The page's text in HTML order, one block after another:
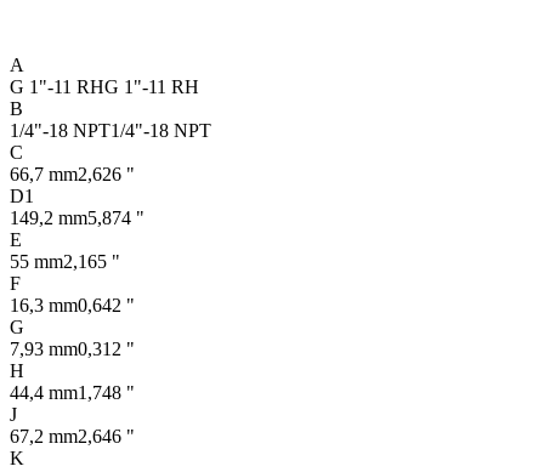
A
G 1"-11 RHG 1"-11 RH
B
1/4"-18 NPT1/4"-18 NPT
C
66,7 mm2,626 "
D1
149,2 mm5,874 "
E
55 mm2,165 "
F
16,3 mm0,642 "
G
7,93 mm0,312 "
H
44,4 mm1,748 "
J
67,2 mm2,646 "
K